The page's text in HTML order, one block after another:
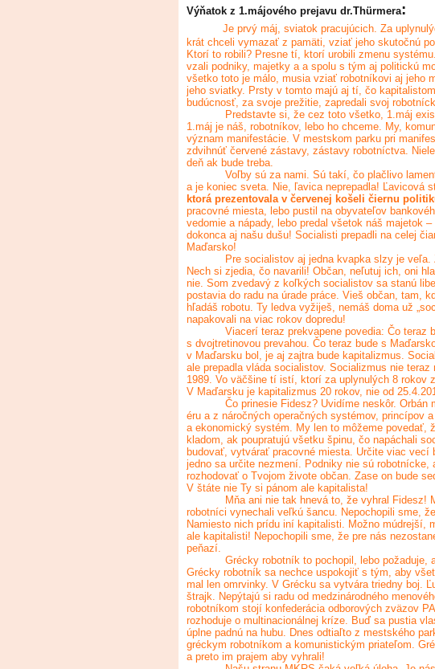
Výňatok z 1.májového prejavu dr.Thürmera:
Je prvý máj, sviatok pracujúcich. Za
krát chceli vymazať z pamäti, vziať jeho skutočnú
Ktorí to robili? Presne tí, ktorí urobili zmenu
vzali podniky, majetky a a spolu s tým aj politickú
všetko toto je málo, musia vziať robotníkovi aj jeho
jeho sviatky. Prsty v tomto majú aj tí, čo
budúcnosť, za svoje prežitie, zapredali svoj
Predstavte si, že cez toto všetko, 1.máj
1.máj je náš, robotníkov, lebo ho chceme. My,
význam manifestácie. V mestskom parku pri
zdvihnúť červené zástavy, zástavy robotníctva.
deň ak bude treba.
Voľby sú za nami. Sú takí, čo plačlivo
a je koniec sveta. Nie, ľavica neprepadla! Ľavicová
ktorá prezentovala v červenej košeli čiernu
pracovné miesta, lebo pustil na obyvateľov
vedomie a nápady, lebo predal všetok náš majetok
dokonca aj našu dušu! Socialisti prepadli na celej
Maďarsko!
Pre socialistov aj jedna kvapka slzy je veľa.
Nech si zjedia, čo navarili! Občan, neľutuj ich, oni
nie. Som zvedavý z koľkých socialistov sa stanú
postavia do radu na úrade práce. Vieš občan, tam,
hľadáš robotu. Ty ledva vyžiješ, nemáš doma už
napakovali na viac rokov dopredu!
Viacerí teraz prekvapene povedia: Čo teraz
s dvojtretinovou prevahou. Čo teraz bude s
v Maďarsku bol, je aj zajtra bude kapitalizmus.
ale prepadla vláda socialistov. Socializmus nie
1989. Vo väčšine tí istí, ktorí za uplynulých 8 rokov
V Maďarsku je kapitalizmus 20 rokov, nie od
Čo prinesie Fidesz? Uvidíme neskôr. Orbán
éru a z náročných operačných systémov, princípov
a ekonomický systém. My len to môžeme povedať,
kladom, ak poupratujú všetku špinu, čo napáchali
budovať, vytvárať pracovné miesta. Určite viac vecí
jedno sa určite nezmení. Podniky nie sú robotnícke,
rozhodovať o Tvojom živote občan. Zase on bude
V štáte nie Ty si pánom ale kapitalista!
Mňa ani nie tak hnevá to, že vyhral Fidesz!
robotníci vynechali veľkú šancu. Nepochopili sme,
Namiesto nich prídu iní kapitalisti. Možno múdrejší,
ale kapitalisti! Nepochopili sme, že pre nás
peňazí.
Grécky robotník to pochopil, lebo požaduje,
Grécky robotník sa nechce uspokojiť s tým, aby
mal len omrvinky. V Grécku sa vytvára triedny boj.
štrajk. Nepýtajú si radu od medzinárodného
robotníkom stojí konfederácia odborových zväzov
rozhoduje o multinacionálnej kríze. Buď sa pustia
úplne padnú na hubu. Dnes odtiaľto z mestského
gréckym robotníkom a komunistickým priateľom.
a preto im prajem aby vyhrali!